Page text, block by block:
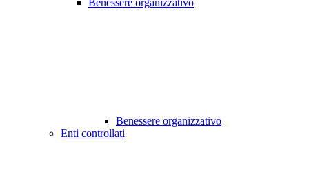
Benessere organizzativo
Benessere organizzativo
Enti controllati